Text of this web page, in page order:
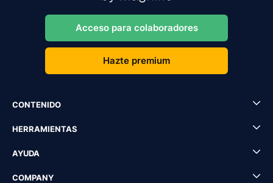
Acceso para colaboradores
Hazte premium
CONTENIDO
HERRAMIENTAS
AYUDA
COMPANY